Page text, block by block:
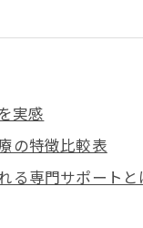
実感
の特徴比較表
る専門サポートと
故治療活用法